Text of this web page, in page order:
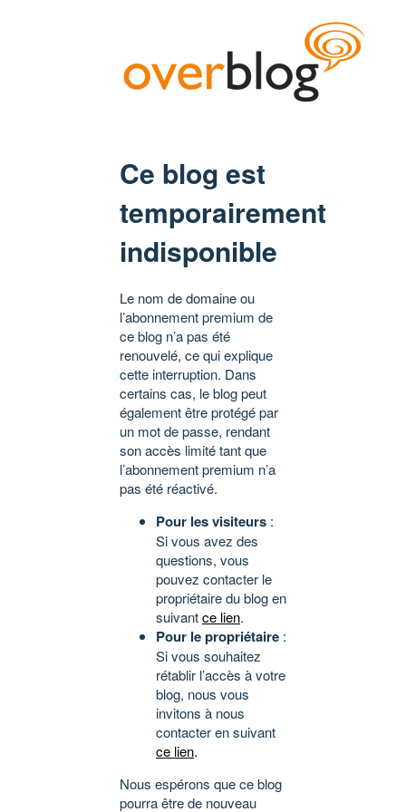
Ce blog est
temporairement
indisponible
Le nom de domaine ou
l’abonnement premium de
ce blog n’a pas été
renouvelé, ce qui explique
cette interruption. Dans
certains cas, le blog peut
également être protégé par
un mot de passe, rendant
son accès limité tant que
l’abonnement premium n’a
pas été réactivé.
Pour les visiteurs :
Si vous avez des
questions, vous
pouvez contacter le
propriétaire du blog en
suivantce lien.
Pour le propriétaire :
Si vous souhaitez
rétablir l’accès à votre
blog, nous vous
invitons à nous
contacter en suivant
ce lien.
Nous espérons que ce blog
pourra être de nouveau